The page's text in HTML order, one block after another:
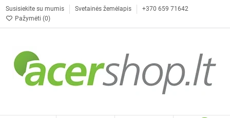
Susisiekite su mumis Svetainės žemėlapis
+370 659 71642
Pažymėti (0)